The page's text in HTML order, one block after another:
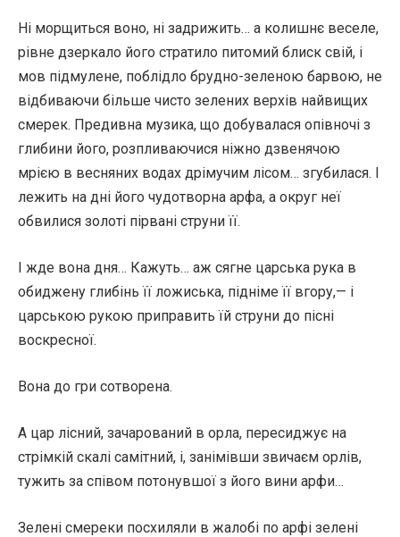
Ні морщиться воно, ні задрижить… а колишнє веселе,
рівне дзеркало його стратило питомий блиск свій, і
мов підмулене, поблідло брудно-зеленою барвою, не
відбиваючи більше чисто зелених верхів найвищих
смерек. Предивна музика, що добувалася опівночі з
глибини його, розпливаючися ніжно дзвенячою
мрією в весняних водах дрімучим лісом… згубилася. І
лежить на дні його чудотворна арфа, а округ неї
обвилися золоті пірвані струни її.
І жде вона дня… Кажуть… аж сягне царська рука в
обиджену глибінь її ложиська, підніме її вгору,— і
царською рукою приправить їй струни до пісні
воскресної.
Вона до гри сотворена.
А цар лісний, зачарований в орла, пересиджує на
стрімкій скалі самітний, і, занімівши звичаєм орлів,
тужить за співом потонувшої з його вини арфи…
Зелені смереки посхиляли в жалобі по арфі зелені